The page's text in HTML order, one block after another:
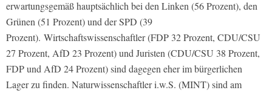
erwartungsgemäß hauptsächlich bei den Linken (56 Prozent), den
Grünen (51 Prozent) und der SPD (39
Prozent). Wirtschaftswissenschaftler (FDP 32 Prozent, CDU/CSU
27 Prozent, AfD 23 Prozent) und Juristen (CDU/CSU 38 Prozent,
FDP und AfD 24 Prozent) sind dagegen eher im bürgerlichen
Lager zu finden. Naturwissenschaftler i.w.S. (MINT) sind am